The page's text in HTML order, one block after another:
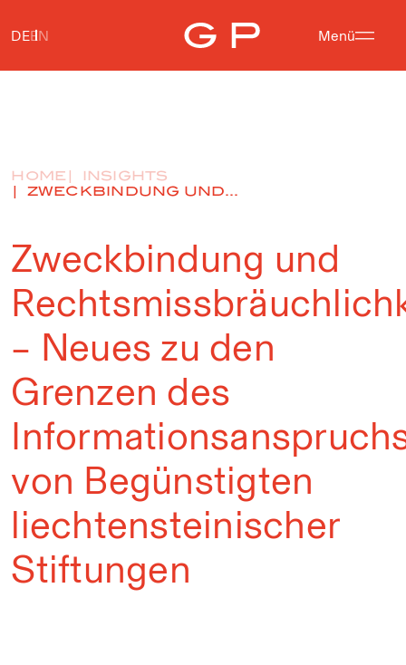
Menü
DEEN
HOME
INSIGHTS
ZWECKBINDUNG UND...
Zweckbindung und
– Neues zu den
Grenzen des
von Begünstigten
liechtensteinischer
Stiftungen